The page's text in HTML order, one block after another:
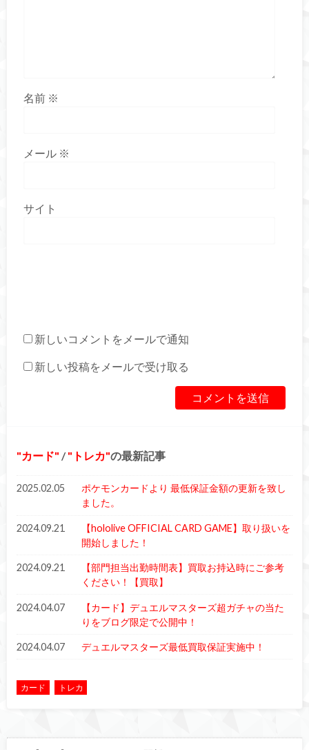
名前 ※
メール ※
サイト
新しいコメントをメールで通知
新しい投稿をメールで受け取る
カード / トレカ の最新記事
2025.02.05
ポケモンカードより 最低保証金額の更新を致し
ました。
2024.09.21
【hololive OFFICIAL CARD GAME】取り扱いを
開始しました！
2024.09.21
【部門担当出勤時間表】買取お持込時にご参考
ください！【買取】
2024.04.07
【カード】デュエルマスターズ超ガチャの当た
りをブログ限定で公開中！
2024.04.07 デュエルマスターズ最低買取保証実施中！
カード トレカ